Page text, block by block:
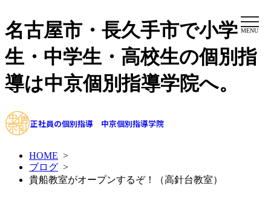
名古屋市・長久手市で小学
生・中学生・高校生の個別指
導は中京個別指導学院へ。
正社員の個別指導 中京個別指導学院
MENU
HOME >
ブログ >
貴船教室がオープンするぞ！（高針台教室）